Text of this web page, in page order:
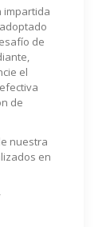
impartida
de
el
de
nuestra
en